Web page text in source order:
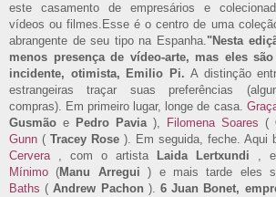
este casamento de empresários e
vídeos ou filmes.Esse é o centro de uma
abrangente de seu tipo na Espanha."Nesta
menos presença de vídeo-arte, mas eles
incidente, otimista, Emilio Pi. A distinção
estrangeiras traçar suas preferências
compras). Em primeiro lugar, longe de casa.
Gusmão e Pedro Pavia), Filomena Soares (
Gunn ( Tracey Rose). Em seguida, feche. Aqui
Cervera, com o artista Laida Lertxundi ,
Mínimo (Manu Arregui ) e mais tarde eles
Baths (Andrew Pachon ).6 Juan Bonet,